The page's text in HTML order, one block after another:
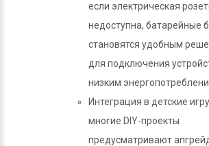
если электрическая
недоступна, батарейные
становятся удобным
для подключения
низким
Интеграция в детские
многие DIY-проекты
предусматривают